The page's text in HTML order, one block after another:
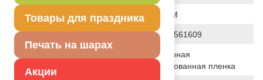
Товары для праздника
Печать на шарах
Акции
Общие размеры 18"/46СМ
Штрих код 4690390561609
Исходный материал
Полимерная
фольгированная пленка